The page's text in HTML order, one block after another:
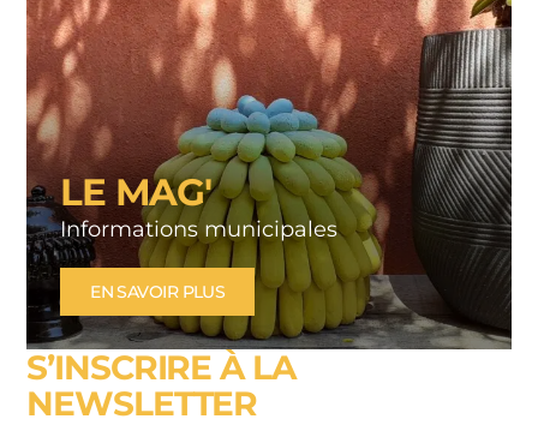
LE MAG'
Informations municipales
EN SAVOIR PLUS
S’INSCRIRE À LA
NEWSLETTER